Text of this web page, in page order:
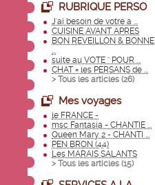
RUBRIQUE PERSO
J'ai besoin de votre a ...
CUISINE AVANT APRES
BON REVEILLON & BONNE
...
suite au VOTE " POUR ...
CHAT = les PERSANS de ...
> Tous les articles (26)
Mes voyages
le FRANCE -
msc Fantasia - CHANTIE ...
Queen Mary 2 - CHANTI ...
PEN BRON (44)
Les MARAIS SALANTS
> Tous les articles (15)